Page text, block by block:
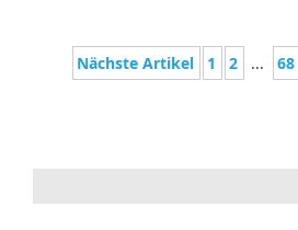
Nächste Artikel 1 2 ... 68